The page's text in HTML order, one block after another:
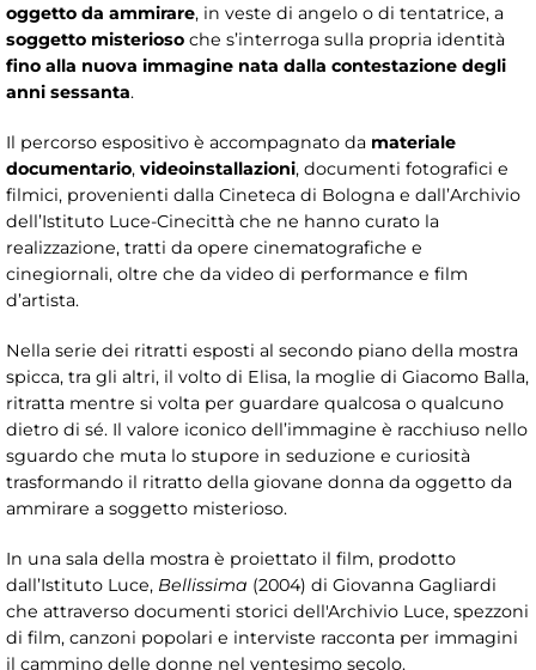
oggetto da ammirare, in veste di angelo o di tentatrice, a
soggetto misterioso che s’interroga sulla propria identità
fino alla nuova immagine nata dalla contestazione degli
anni sessanta.
Il percorso espositivo è accompagnato da materiale
documentario, videoinstallazioni, documenti fotografici e
filmici, provenienti dalla Cineteca di Bologna e dall’Archivio
dell’Istituto Luce-Cinecittà che ne hanno curato la
realizzazione, tratti da opere cinematografiche e
cinegiornali, oltre che da video di performance e film
d’artista.
Nella serie dei ritratti esposti al secondo piano della mostra
spicca, tra gli altri, il volto di Elisa, la moglie di Giacomo Balla,
ritratta mentre si volta per guardare qualcosa o qualcuno
dietro di sé. Il valore iconico dell’immagine è racchiuso nello
sguardo che muta lo stupore in seduzione e curiosità
trasformando il ritratto della giovane donna da oggetto da
ammirare a soggetto misterioso.
In una sala della mostra è proiettato il film, prodotto
dall’Istituto Luce, Bellissima (2004) di Giovanna Gagliardi
che attraverso documenti storici dell'Archivio Luce, spezzoni
di film, canzoni popolari e interviste racconta per immagini
il cammino delle donne nel ventesimo secolo.